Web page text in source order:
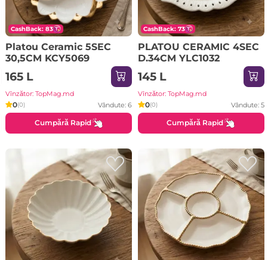
CashBack: 83
Platou Ceramic 5SEC
30,5CM KCY5069
165 L
Vînzător: TopMag.md
0(0) Vândute: 6
Cumpără Rapid
CashBack: 73
PLATOU CERAMIC 4SEC
D.34CM YLC1032
145 L
Vînzător: TopMag.md
0(0) Vândute: 5
Cumpără Rapid